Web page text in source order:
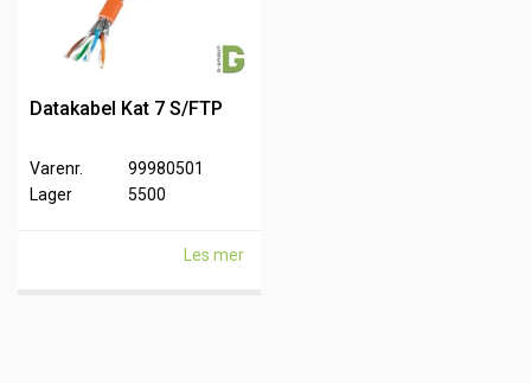
Datakabel Kat 7 S/FTP
Varenr.
99980501
Lager
5500
Les mer